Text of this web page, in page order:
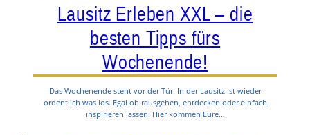
Lausitz Erleben XXL – die
besten Tipps fürs
Wochenende!
Das Wochenende steht vor der Tür! In der Lausitz ist wieder
ordentlich was los. Egal ob rausgehen, entdecken oder einfach
inspirieren lassen. Hier kommen Eure…